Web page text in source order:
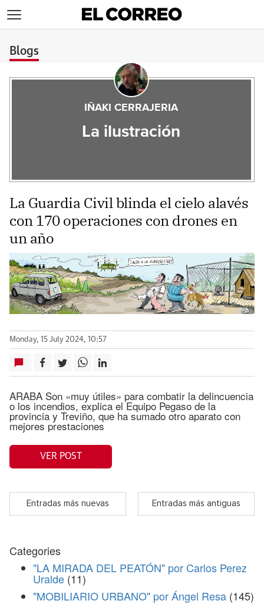
Blogs
IÑAKI CERRAJERIA
La ilustración
La Guardia Civil blinda el cielo alavés
con 170 operaciones con drones en
un año
Monday, 15 July 2024, 10:57
ARABA Son «muy útiles» para combatir la delincuencia
o los incendios, explica el Equipo Pegaso de la
provincia y Treviño, que ha sumado otro aparato con
mejores prestaciones
VER POST
Entradas más nuevas Entradas más antiguas
Categories
"LA MIRADA DEL PEATÓN" por Carlos Perez
Uralde (11)
"MOBILIARIO URBANO" por Ángel Resa (145)